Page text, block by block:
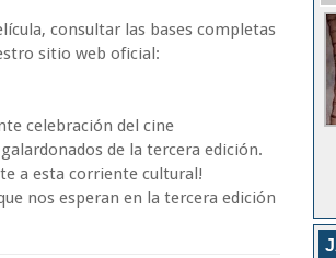
consultar las bases completas
sitio web oficial:
celebración del cine
de la tercera edición.
a esta corriente cultural!
nos esperan en la tercera edición